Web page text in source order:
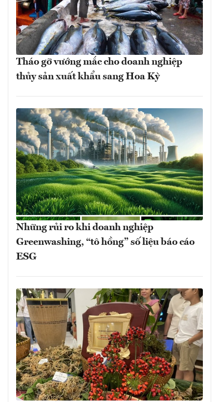
Tháo gỡ vướng mắc cho doanh nghiệp
thủy sản xuất khẩu sang Hoa Kỳ
Những rủi ro khi doanh nghiệp
Greenwashing, “tô hồng” số liệu báo cáo
ESG